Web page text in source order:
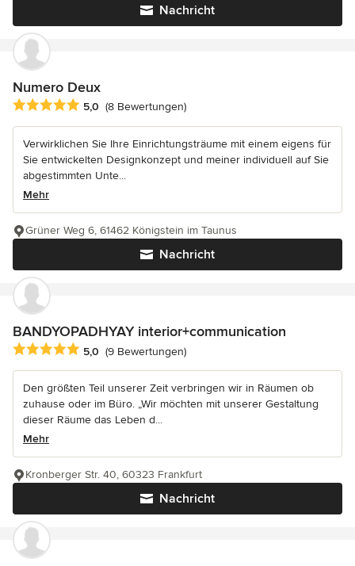
Nachricht
Numero Deux
Durchschnittliche Bewertung: 5 von 5 Sternen
5,0 (8 Bewertungen)
Verwirklichen Sie Ihre Einrichtungsträume mit einem eigens für
Sie entwickelten Designkonzept und meiner individuell auf Sie
abgestimmten Unte...
Mehr
Nachricht
Grüner Weg 6, 61462 Königstein im Taunus
BANDYOPADHYAY interior+communication
Durchschnittliche Bewertung: 5 von 5 Sternen
5,0 (9 Bewertungen)
Den größten Teil unserer Zeit verbringen wir in Räumen ob
zuhause oder im Büro. „Wir möchten mit unserer Gestaltung
dieser Räume das Leben d...
Mehr
Nachricht
Kronberger Str. 40, 60323 Frankfurt